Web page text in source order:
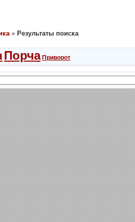
» Результаты поиска
Порча Приворот